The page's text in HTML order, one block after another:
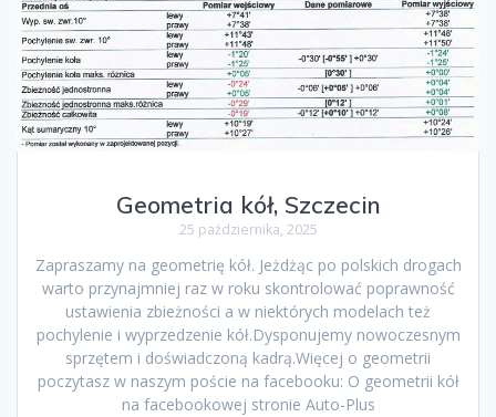
Geometria kół, Szczecin
25 października, 2025
Zapraszamy na geometrię kół. Jeżdżąc po polskich drogach
warto przynajmniej raz w roku skontrolować poprawność
ustawienia zbieżności a w niektórych modelach też
pochylenie i wyprzedzenie kół.Dysponujemy nowoczesnym
sprzętem i doświadczoną kadrą.Więcej o geometrii
poczytasz w naszym poście na facebooku: O geometrii kół
na facebookowej stronie Auto-Plus